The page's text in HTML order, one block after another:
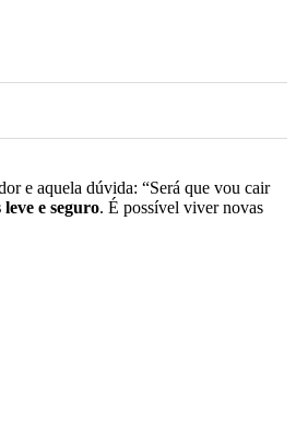
e aquela dúvida: “Será que vou cair
e seguro. É possível viver novas